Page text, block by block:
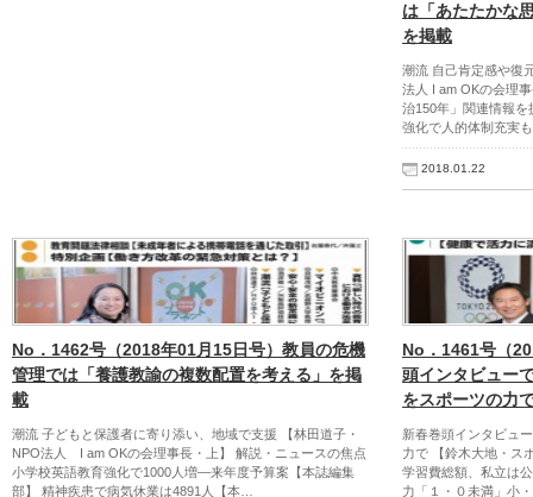
は「あたたかな
を掲載
潮流 自己肯定感や復
法人 I am OKの会理
治150年」関連情報
強化で人的体制充実
2018.01.22
No．1462号（2018年01月15日号）教員の危機
管理では「養護教諭の複数配置を考える」を掲
載
潮流 子どもと保護者に寄り添い、地域で支援 【林田道子・
NPO法人 I am OKの会理事長・上】 解説・ニュースの焦点
小学校英語教育強化で1000人増―来年度予算案【本誌編集
部】 精神疾患で病気休業は4891人【本…
No．1461号（
頭インタビュー
をスポーツの力
新春巻頭インタビュ
力で 【鈴木大地・ス
学習費総額、私立は
力「１・０未満」小